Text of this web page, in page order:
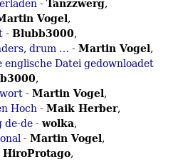
-
,
Vogel,
- Blubb3000,
drum … - Martin Vogel,
englische Datei gedownloadet
,
- Martin Vogel,
Hoch- Maik Herber,
de-de-wolka,
- Martin Vogel,
HiroProtago,